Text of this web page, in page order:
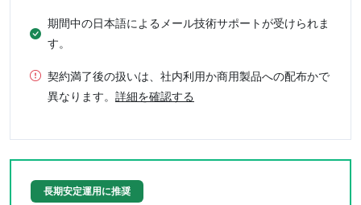
期間中の日本語によるメール技術サポートが受けられま
す。
契約満了後の扱いは、社内利用か商用製品への配布かで
異なります。 詳細を確認する
長期安定運用に推奨